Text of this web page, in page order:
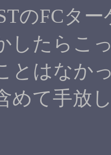
のFCタ
したらこ
とはなか
めて手放